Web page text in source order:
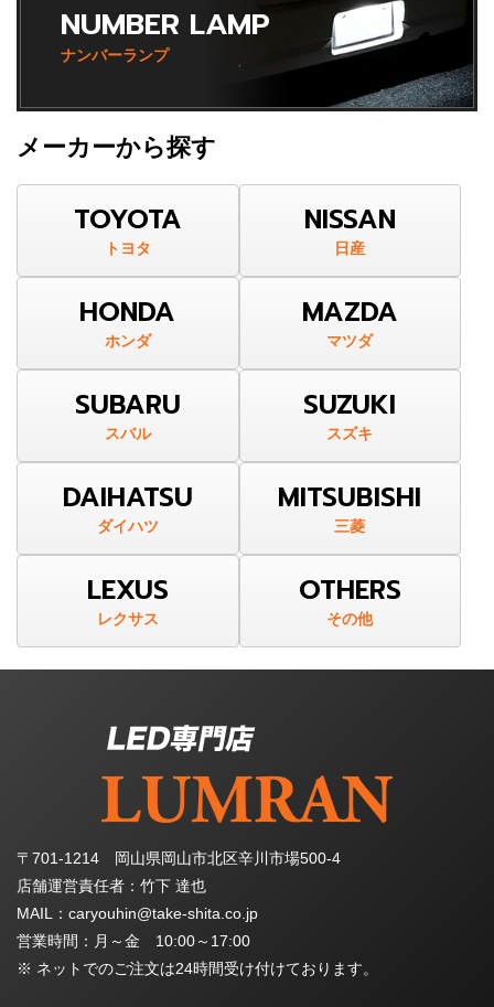
NUMBER LAMP
ナンバーランプ
メーカーから探す
TOYOTA
トヨタ
NISSAN
日産
HONDA
ホンダ
MAZDA
マツダ
SUBARU
スバル
SUZUKI
スズキ
DAIHATSU
ダイハツ
MITSUBISHI
三菱
LEXUS
レクサス
OTHERS
その他
〒701-1214 岡山県岡山市北区辛川市場500-4
店舗運営責任者：竹下 達也
MAIL：caryouhin@take-shita.co.jp
営業時間：月～金 10:00～17:00
※ ネットでのご注文は24時間受け付けております。